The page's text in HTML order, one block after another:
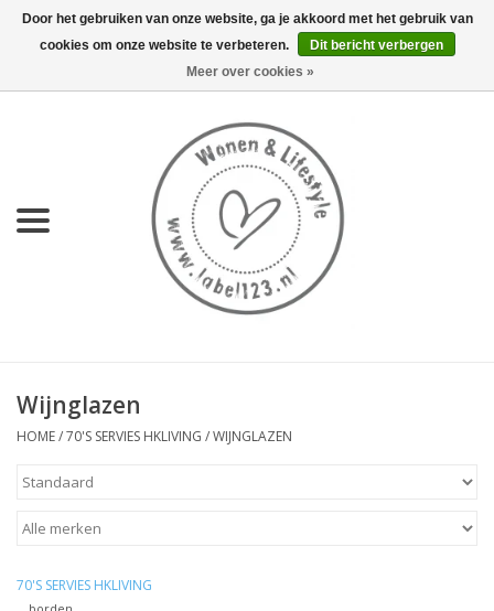
0 Artikelen - €0,00
KEUKEN
LIFESTYLE
MEUBELS
STATIONARY
OUTDOOR
Wijnglazen
HOME/70'S SERVIES HKLIVING /WIJNGLAZEN
70'S SERVIES HKLIVING
Door het gebruiken van onze website, ga je akkoord met het gebruik van
cookies om onze website te verbeteren.
Dit bericht verbergen
Meer over cookies »